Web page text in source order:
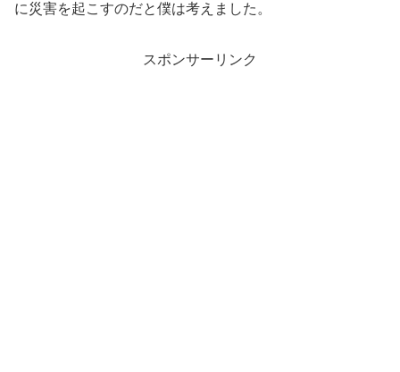
に災害を起こすのだと僕は考えました。
スポンサーリンク